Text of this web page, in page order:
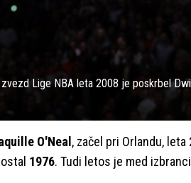
Lige NBA leta 2008 je poskrbel
O'Neal , začel pri Orlandu,
1976. Tudi letos je med